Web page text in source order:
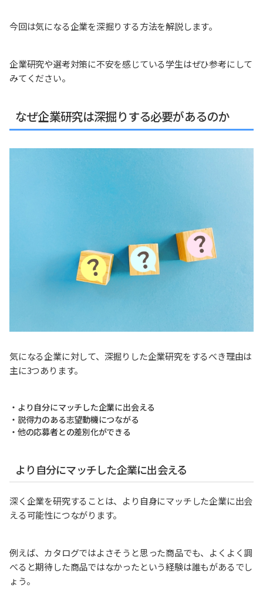
今回は気になる企業を深掘りする方法を解説します。
企業研究や選考対策に不安を感じている学生はぜひ参考にして
みてください。
なぜ企業研究は深掘りする必要があるのか
気になる企業に対して、深掘りした企業研究をするべき理由は
主に3つあります。
・より自分にマッチした企業に出会える
・説得力のある志望動機につながる
・他の応募者との差別化ができる
より自分にマッチした企業に出会える
深く企業を研究することは、より自身にマッチした企業に出会
える可能性につながります。
例えば、カタログではよさそうと思った商品でも、よくよく調
べると期待した商品ではなかったという経験は誰もがあるでし
ょう。